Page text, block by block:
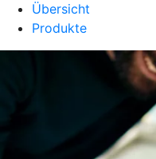
Übersicht
Produkte